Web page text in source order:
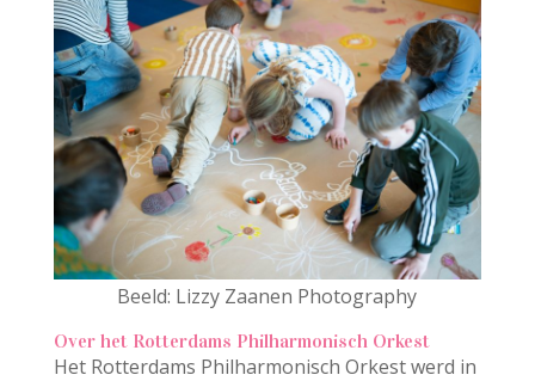
Beeld: Lizzy Zaanen Photography
Over het Rotterdams Philharmonisch Orkest
Het Rotterdams Philharmonisch Orkest werd in